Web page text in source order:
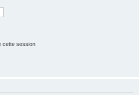
cette session